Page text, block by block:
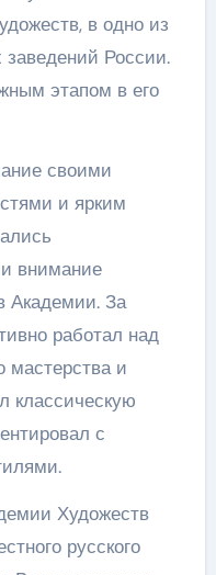
в одно из
России.
этапом в его
своими
и ярким
внимание
Академии. За
работал над
мастерства и
классическую
с
Художеств
русского